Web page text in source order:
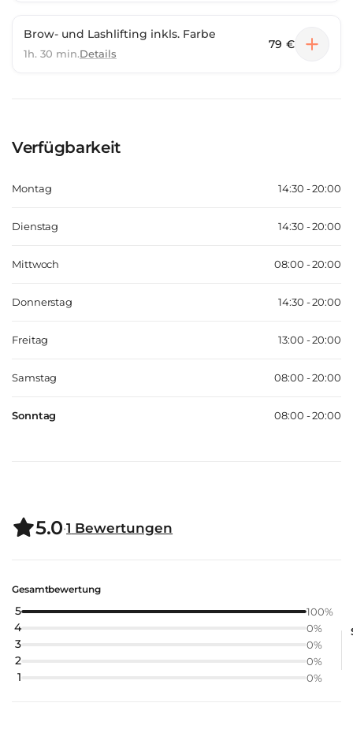
Brow- und Lashlifting inkls. Farbe
1h. 30 min.Details
79 €
Verfügbarkeit
Montag 14:30 - 20:00
Dienstag 14:30 - 20:00
Mittwoch 08:00 - 20:00
Donnerstag 14:30 - 20:00
Freitag 13:00 - 20:00
Samstag 08:00 - 20:00
Sonntag 08:00 - 20:00
5.0·1 Bewertungen
Gesamtbewertung
5 100%
4 0%
3 0%
2 0%
1 0%